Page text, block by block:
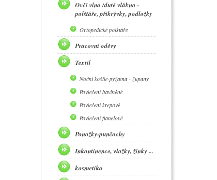
Ovčí vlna /duté vlákno -
polštáře, přikrývky, podložky
Ortopedické polštáře
Pracovní oděvy
Textil
Noční košile-pyžama - župany
Povlečení bavlněné
Povlečení krepové
Povlečení flanelové
Ponožky-punčochy
Inkontinence, vložky, žínky ...
kosmetika